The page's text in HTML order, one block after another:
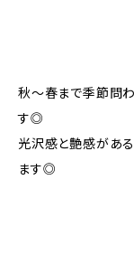
秋〜春まで季節問
す◎
光沢感と艶感があ
ます◎